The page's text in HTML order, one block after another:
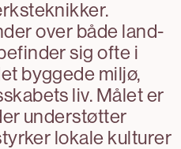
over både land-
sig ofte i
byggede miljø,
liv. Målet er
understøtter
lokale kulturer